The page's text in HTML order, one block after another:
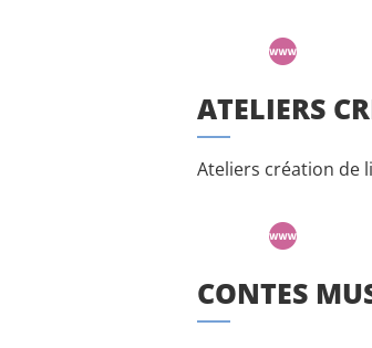
ATELIERS
Ateliers création de
CONTES